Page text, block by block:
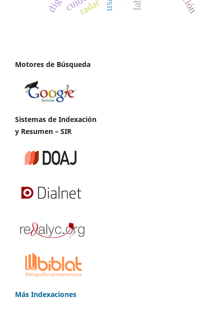
radar
Motores de Búsqueda
Sistemas de Indexación
y Resumen – SIR
Más Indexaciones